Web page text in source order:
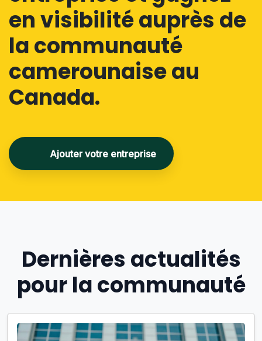
en visibilité auprès de
la communauté
camerounaise au
Canada.
Ajouter votre entreprise
Dernières actualités
pour la communauté